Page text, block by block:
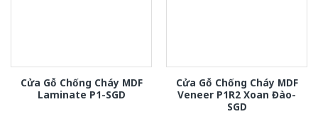
Cửa Gỗ Chống Cháy MDF
Laminate P1-SGD
Cửa Gỗ Chống Cháy MDF
Veneer P1R2 Xoan Đào-
SGD